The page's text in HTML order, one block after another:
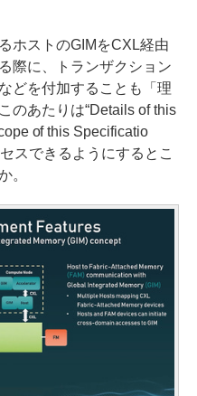
ホストのGIMをCXL経由
際に、トランザクション
どを付加することも「理
のあたりは“Details of this
of this Specificatio
スできるようにするとこ
。